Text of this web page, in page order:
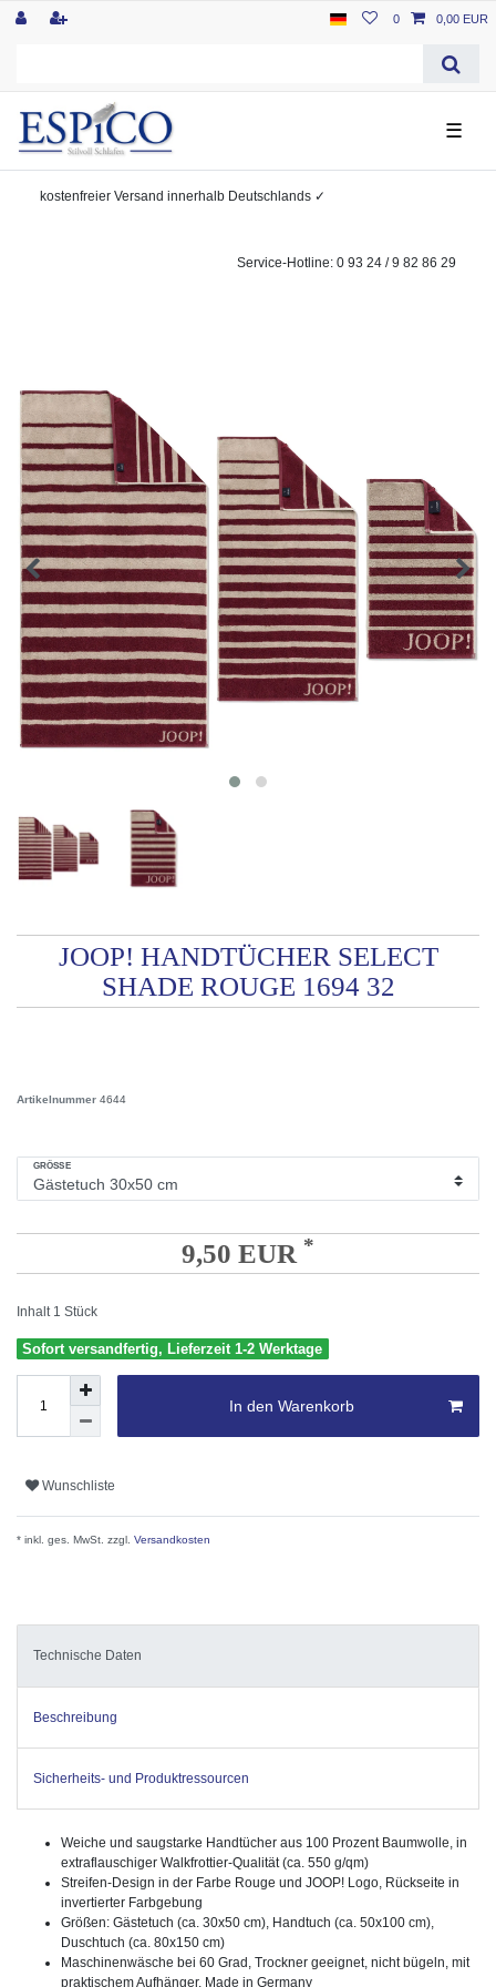
0 0,00 EUR
☰
kostenfreier Versand innerhalb Deutschlands ✓
Service-Hotline: 0 93 24 / 9 82 86 29
JOOP! HANDTÜCHER SELECT
SHADE ROUGE 1694 32
Artikelnummer 4644
GRÖSSE
9,50 EUR *
Inhalt 1 Stück
Sofort versandfertig, Lieferzeit 1-2 Werktage
In den Warenkorb
Wunschliste
* inkl. ges. MwSt. zzgl. Versandkosten
Technische Daten
Beschreibung
Sicherheits- und Produktressourcen
Weiche und saugstarke Handtücher aus 100 Prozent Baumwolle, in
extraflauschiger Walkfrottier-Qualität (ca. 550 g/qm)
Streifen-Design in der Farbe Rouge und JOOP! Logo, Rückseite in
invertierter Farbgebung
Größen: Gästetuch (ca. 30x50 cm), Handtuch (ca. 50x100 cm),
Duschtuch (ca. 80x150 cm)
Maschinenwäsche bei 60 Grad, Trockner geeignet, nicht bügeln, mit
praktischem Aufhänger, Made in Germany